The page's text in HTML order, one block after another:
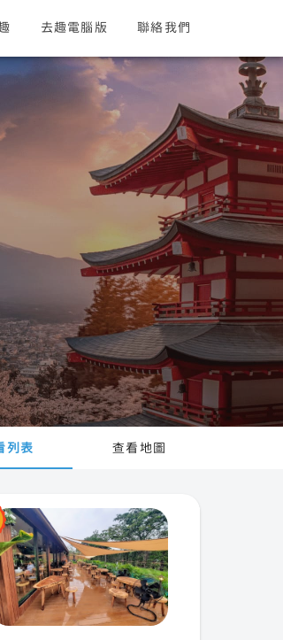
去趣電腦版 聯絡我們
列表 查看地圖